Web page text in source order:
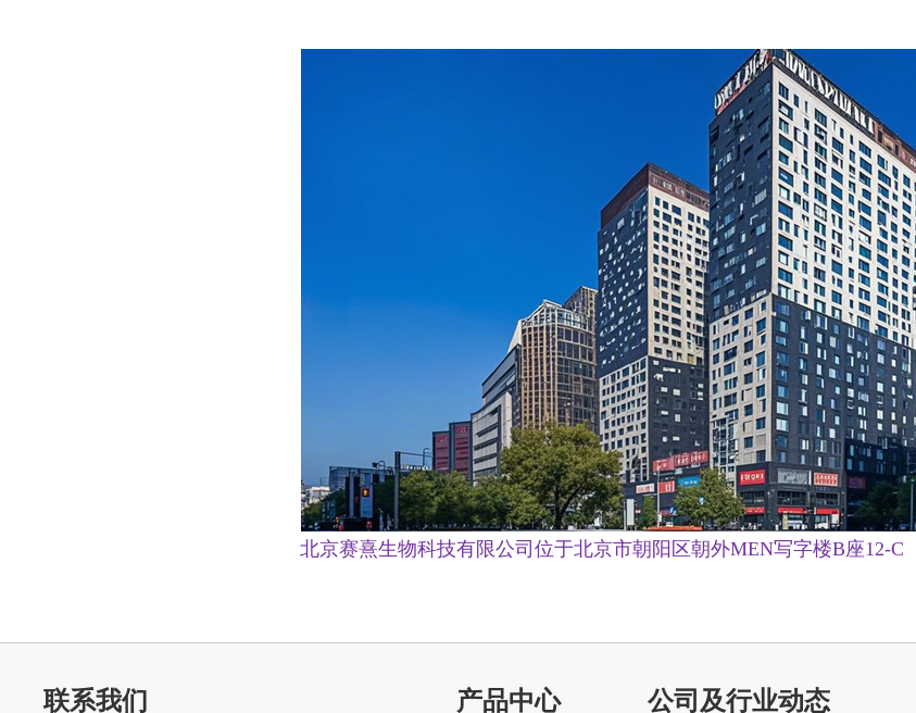
北京赛熹生物科技有限公司位于北京市朝阳区朝外MEN写字楼B座12-C
联系我们 产品中心 公司及行业动态